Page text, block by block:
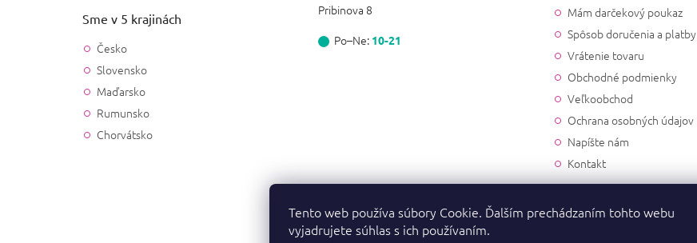
Tento web používa súbory Cookie. Ďalším prechádzaním tohto webu
vyjadrujete súhlas s ich používaním.
Sme v 5 krajinách
Česko
Slovensko
Maďarsko
Rumunsko
Chorvátsko
Pribinova 8
Po–Ne: 10-21
Mám darčekový poukaz
Spôsob doručenia a platby
Vrátenie tovaru
Obchodné podmienky
Veľkoobchod
Ochrana osobných údajov
Napíšte nám
Kontakt